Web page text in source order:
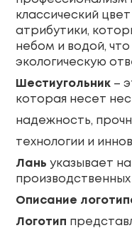
классический
атрибутики,
небом и водой,
экологическую
Шестиугольник –
которая несет
надежность,
технологии и
Лань указывает
Описание
Логотип